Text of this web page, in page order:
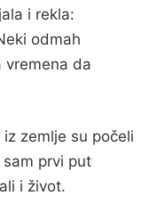
i rekla:
odmah
vremena da
zemlje su počeli
prvi put
i život.